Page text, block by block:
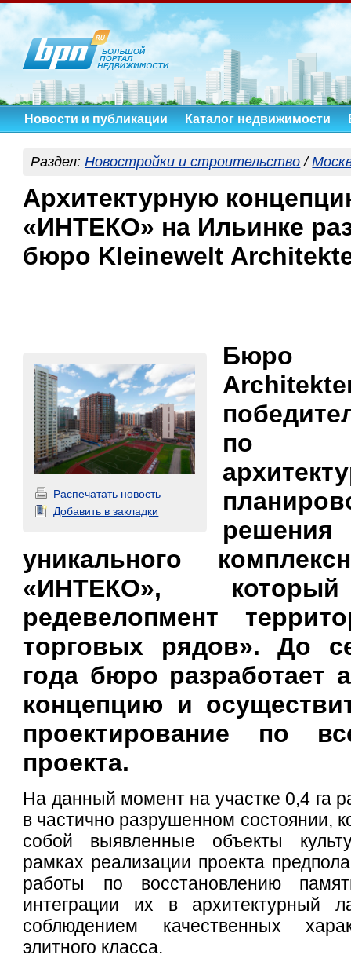
Новости и публикации Каталог недвижимости
Раздел:Новостройки и строительство /
Архитектурную
«ИНТЕКО» на Ильинке
бюро Kleinewelt
Распечатать новость
Добавить в закладки
Бюро
по
уникального
«ИНТЕКО»,
редевелопмент
торговых рядов». До
года бюро разработает
концепцию и
проектирование по
проекта.
На данный момент на участке 0,4 га
в частично разрушенном состоянии,
собой выявленные объекты
рамках реализации проекта
работы по восстановлению
интеграции их в архитектурный
соблюдением качественных
элитного класса.